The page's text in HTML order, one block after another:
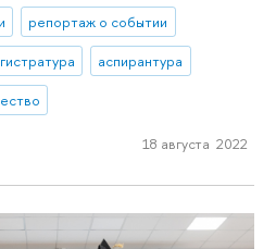
репортаж о событии
аспирантура
18 августа 2022